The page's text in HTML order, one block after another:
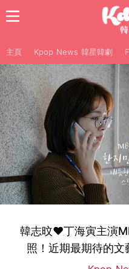
主頁 Kpop News 韓星韓劇
韓志旼♥丁海寅主演
照！近期最期待的文